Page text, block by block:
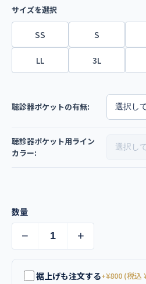
サイズを選択
SS S
LL 3L
聴診器ポケットの有無:
聴診器ポケット用ライン
カラー:
数量
− +
裾上げも注文する+¥800 (税込